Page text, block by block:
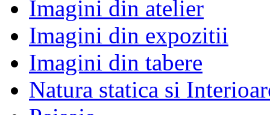
Imagini din atelier
Imagini din expozitii
Imagini din tabere
Natura statica si